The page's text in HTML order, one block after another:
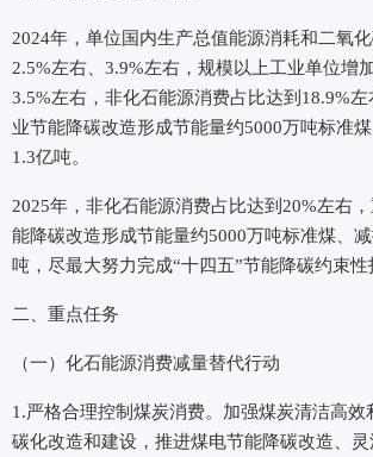
2024年，单位国内生产总值能源消耗和二氧
2.5%左右、3.9%左右，规模以上工业单位增
3.5%左右，非化石能源消费占比达到18.9%
业节能降碳改造形成节能量约5000万吨标准
1.3亿吨。
2025年，非化石能源消费占比达到20%左右
能降碳改造形成节能量约5000万吨标准煤、
吨，尽最大努力完成“十四五”节能降碳约束性
二、重点任务
（一）化石能源消费减量替代行动
1.严格合理控制煤炭消费。加强煤炭清洁高效
碳化改造和建设，推进煤电节能降碳改造、